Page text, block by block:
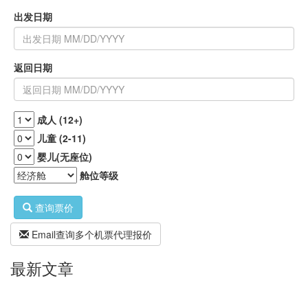
出发日期
返回日期
成人 (12+)
儿童 (2-11)
婴儿(无座位)
舱位等级
查询票价
Email查询多个机票代理报价
最新文章